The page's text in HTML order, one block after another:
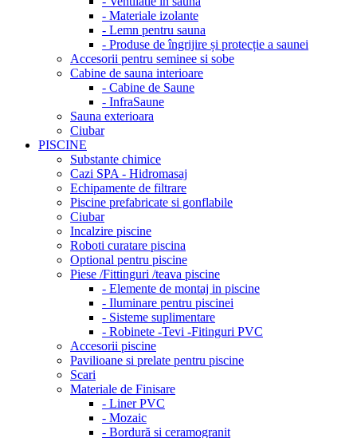
- Materiale izolante
- Lemn pentru sauna
- Produse de îngrijire și protecție a saunei
Accesorii pentru seminee si sobe
Cabine de sauna interioare
- Cabine de Saune
- InfraSaune
Sauna exterioara
Ciubar
PISCINE
Substante chimice
Cazi SPA - Hidromasaj
Echipamente de filtrare
Piscine prefabricate si gonflabile
Ciubar
Incalzire piscine
Roboti curatare piscina
Optional pentru piscine
Piese /Fittinguri /teava piscine
- Elemente de montaj in piscine
- Iluminare pentru piscinei
- Sisteme suplimentare
- Robinete -Tevi -Fitinguri PVC
Accesorii piscine
Pavilioane si prelate pentru piscine
Scari
Materiale de Finisare
- Liner PVC
- Mozaic
- Bordură si ceramogranit